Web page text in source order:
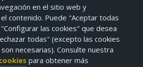
en el sitio web y
contenido. Puede "Aceptar todas
las cookies" que desea
todas" (excepto las cookies
necesarias). Consulte nuestra
para obtener más